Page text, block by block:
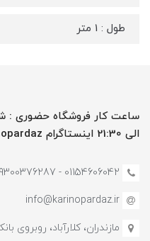
طول : 1 متر
الی 21:30 اینستاگرام karinopardaz@
01154606042 - 09300376287
info@karinopardaz.ir
مازندران، کلارآباد،